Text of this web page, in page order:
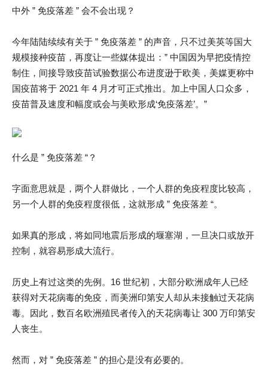
中外 ” 免疫落差 ” 会不会出现？
今年陆陆续续有关于 ” 免疫落差 ” 的声音，只不过美英等国大
规模接种疫苗，再度让一些媒体提出：” 中国因为早把疫情控
制住，间接导致疫苗试验数据公布进度逊于欧美，美媒更称中
国疫苗将于 2021 年 4 月才可正式推出。加上中国人口众多，
疫苗普及速度和幅度或会与美欧形成‘免疫落差’。”
什么是 ” 免疫落差 “？
字面意思就是，两个人群做比，一个人群的免疫程度比较高，
另一个人群的免疫程度很低，这就形成 ” 免疫落差 “。
如果真的形成，将如同地震后形成的堰塞湖，一旦决口或放开
控制，就容易形成大流行。
历史上有过这类的先例。16 世纪初，大部分欧洲成年人已经
获得对天花病毒的免疫，而美洲印第安人却从未接触过天花病
毒。因此，数百名欧洲殖民者传入的天花病毒让 300 万印第安
人丧生。
然而，对 ” 免疫落差 ” 的担心是没有必要的。